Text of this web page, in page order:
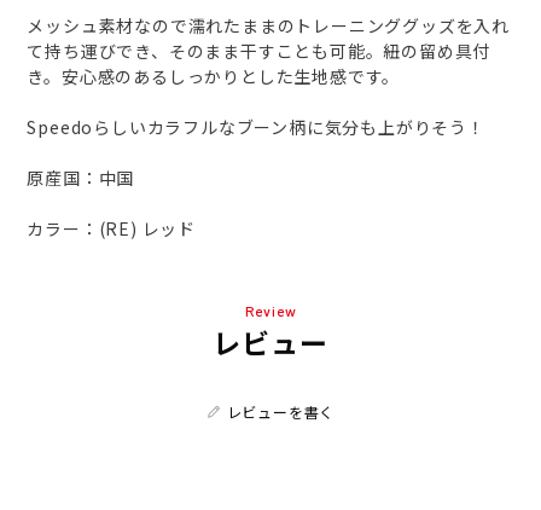
メッシュ素材なので濡れたままのトレーニンググッズを入れ
て持ち運びでき、そのまま干すことも可能。紐の留め具付
き。安心感のあるしっかりとした生地感です。
Speedoらしいカラフルなブーン柄に気分も上がりそう！
原産国：中国
カラー：(RE) レッド
Review
レビュー
レビューを書く